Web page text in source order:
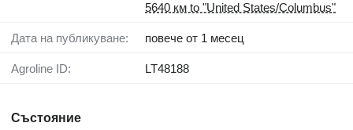
5640 км to "United States/Columbus"
Дата на публикуване: повече от 1 месец
Agroline ID: LT48188
Състояние